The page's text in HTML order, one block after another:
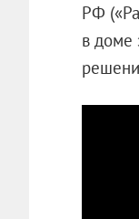
РФ
в доме